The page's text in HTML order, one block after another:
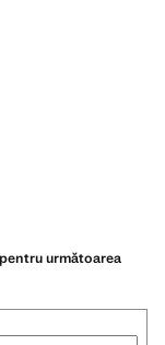
următoarea